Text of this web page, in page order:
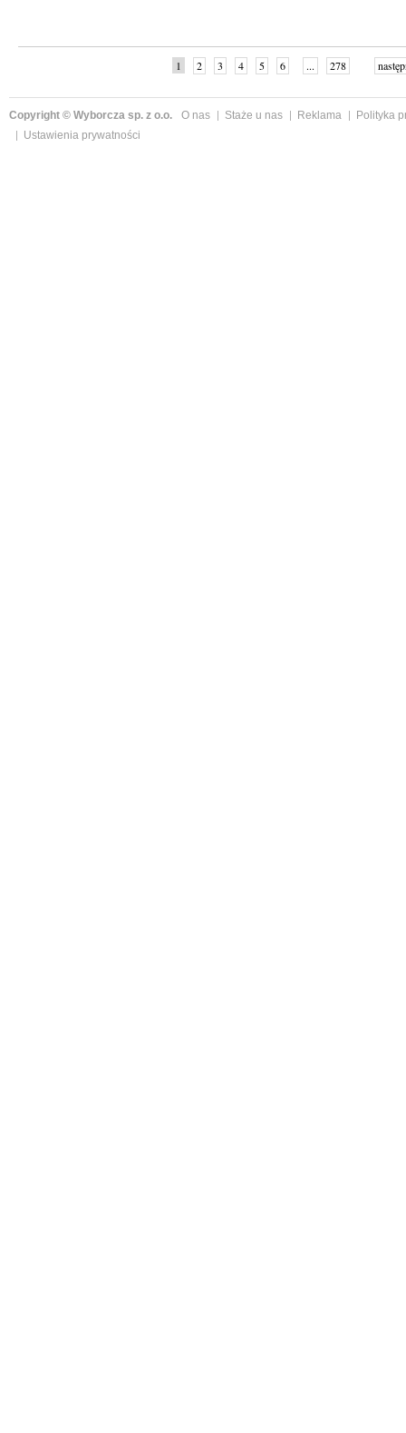
1 2 3 4 5 6 ... 278
Copyright © Wyborcza sp. z o.o. O nas Staże u nas Reklama
Polityka
Ustawienia prywatności